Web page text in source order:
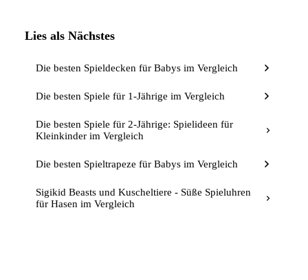
Lies als Nächstes
Die besten Spieldecken für Babys im Vergleich
Die besten Spiele für 1-Jährige im Vergleich
Die besten Spiele für 2-Jährige: Spielideen für
Kleinkinder im Vergleich
Die besten Spieltrapeze für Babys im Vergleich
Sigikid Beasts und Kuscheltiere - Süße Spieluhren
für Hasen im Vergleich